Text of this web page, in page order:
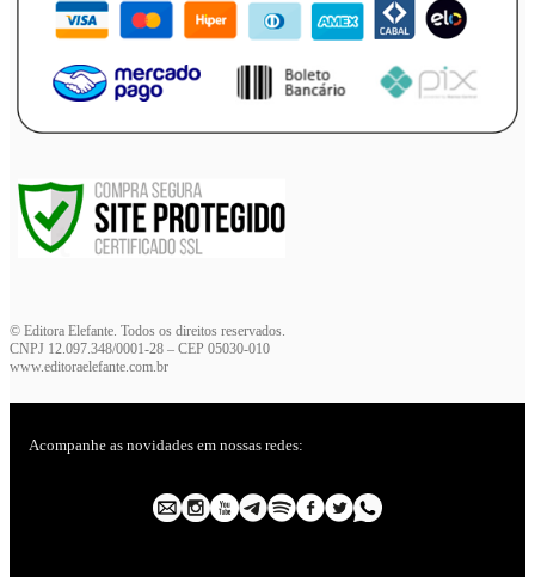
© Editora Elefante. Todos os direitos reservados.
CNPJ 12.097.348/0001-28 – CEP 05030-010
www.editoraelefante.com.br
Acompanhe as novidades em nossas redes: